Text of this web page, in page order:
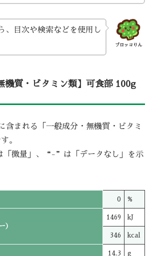
ブロッコりん
、目次や検索などを使用し
機質・ビタミン類】可食部 100g
含まれる「一般成分・無機質・ビタミ
。
微量」、“-”は「データなし」を示
0 %
）
1469 kJ
346 kcal
14.3 g